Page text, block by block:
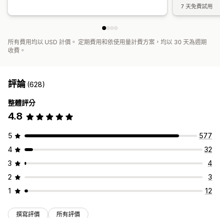
7 天免費試用
所有費用均以 USD 計價。 定期費用和依使用量計費方案，均以 30 天為週期
收費。
評論(628)
整體評分
4.8
5
577
4
32
3
4
2
3
1
12
撰寫評價 所有評價